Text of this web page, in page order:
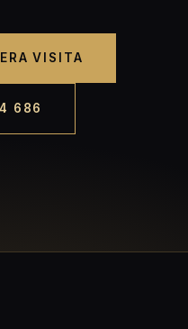
VISITA
686